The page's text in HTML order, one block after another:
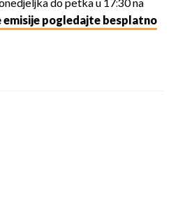
do petka u 17:30 na
emisije pogledajte besplatno